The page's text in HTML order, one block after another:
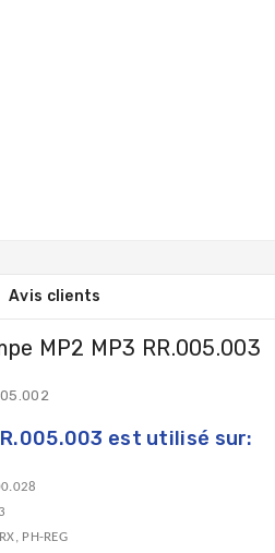
Avis clients
MP2 MP3 RR.005.003
est utilisé sur:
PH-REG